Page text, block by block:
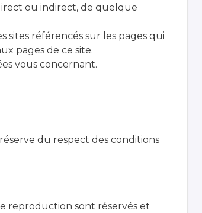
ou indirect, de quelque
sites référencés sur les pages qui
pages de ce site.
vous concernant.
du respect des conditions
reproduction sont réservés et